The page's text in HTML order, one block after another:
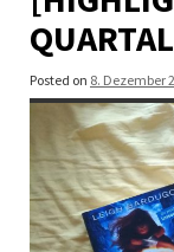
QUARTAL
Posted on 8. Dezember